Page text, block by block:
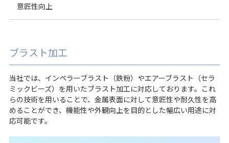
意匠性向上
ブラスト加工
当社では、インペラーブラスト（鉄粉）やエアーブラスト（セラ
ミックビーズ）を用いたブラスト加工に対応しております。これ
らの技術を用いることで、金属表面に対して意匠性や耐久性を高
めることができ、機能性や外観向上を目的とした幅広い用途に対
応可能です。